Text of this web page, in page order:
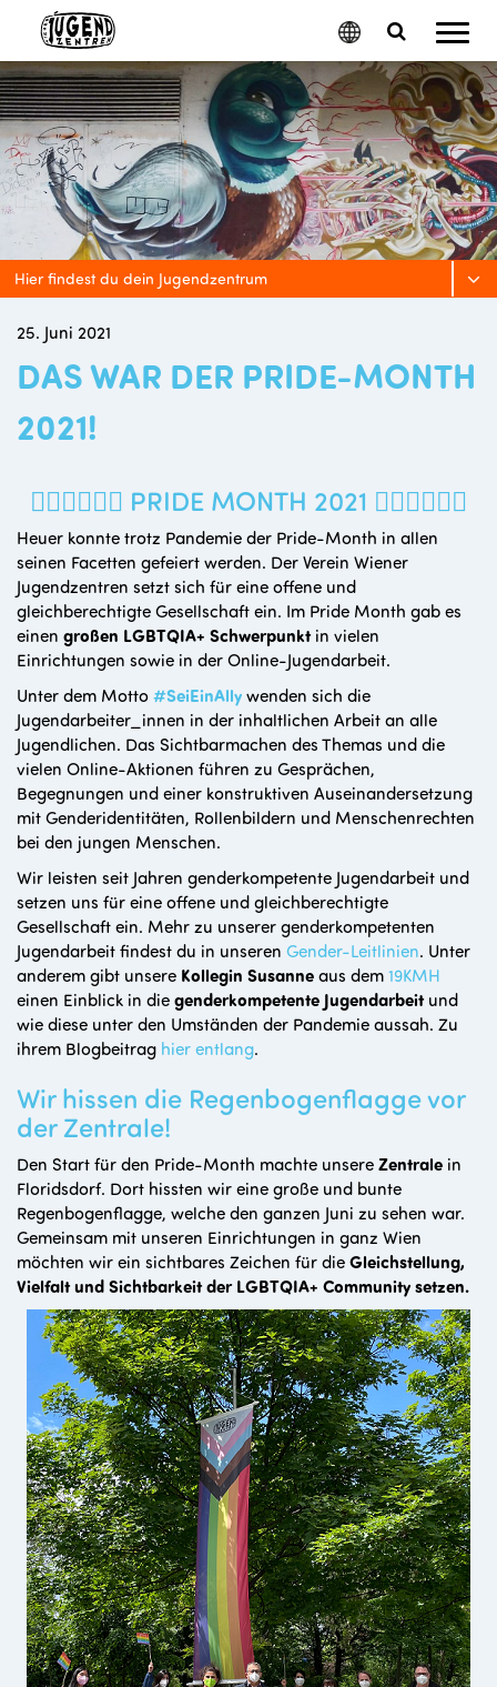
Menu
Toggle
Search
Google
Translate
Hier findest du dein Jugendzentrum
25. Juni 2021
DAS WAR DER PRIDE-MONTH
2021!
❤‍🧡‍💛‍💚‍💙‍💜 PRIDE MONTH 2021 ❤‍🧡‍💛‍💚‍💙‍💜
Heuer konnte trotz Pandemie der Pride-Month in allen
seinen Facetten gefeiert werden. Der Verein Wiener
Jugendzentren setzt sich für eine offene und
gleichberechtigte Gesellschaft ein. Im Pride Month gab es
einen großen LGBTQIA+ Schwerpunktin vielen
Einrichtungen sowie in der Online-Jugendarbeit.
Unter dem Motto#SeiEinAllywenden sich die
Jugendarbeiter_innen in der inhaltlichen Arbeit an alle
Jugendlichen. Das Sichtbarmachen des Themas und die
vielen Online-Aktionen führen zu Gesprächen,
Begegnungen und einer konstruktiven Auseinandersetzung
mit Genderidentitäten, Rollenbildern und Menschenrechten
bei den jungen Menschen.
Wir leisten seit Jahren genderkompetente Jugendarbeit und
setzen uns für eine offene und gleichberechtigte
Gesellschaft ein. Mehr zu unserer genderkompetenten
Jugendarbeit findest du in unseren Gender-Leitlinien. Unter
anderem gibt unsere Kollegin Susanneaus dem19KMH
einen Einblick in diegenderkompetente Jugendarbeitund
wie diese unter den Umständen der Pandemie aussah. Zu
ihrem Blogbeitrag hier entlang.
Wir hissen die Regenbogenflagge vor
der Zentrale!
Den Start für den Pride-Month machte unsereZentrale in
Floridsdorf. Dort hissten wir eine große und bunte
Regenbogenflagge, welche den ganzen Juni zu sehen war.
Gemeinsam mit unseren Einrichtungen in ganz Wien
möchten wir ein sichtbares Zeichen für dieGleichstellung,
Vielfalt und Sichtbarkeit der LGBTQIA+ Community setzen.